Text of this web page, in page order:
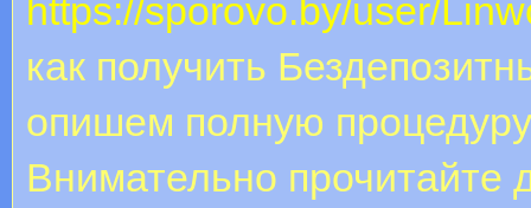
https://sporovo.by/user/
как получить
опишем полную
Внимательно прочитайте